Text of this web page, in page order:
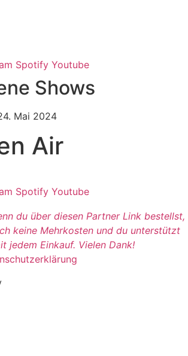
Spotify Youtube
Shows
Mai 2024
Air
Spotify Youtube
du über diesen Partner Link bestellst,
keine Mehrkosten und du unterstützt
jedem Einkauf. Vielen Dank!